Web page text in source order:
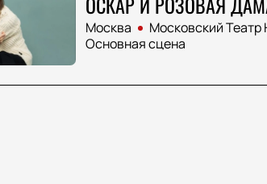
Москва
Московский
Основная сцена